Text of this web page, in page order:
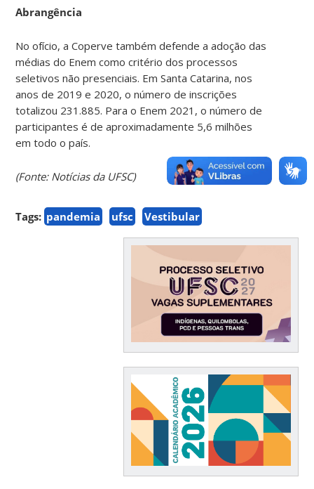
Abrangência
No ofício, a Coperve também defende a adoção das
médias do Enem como critério dos processos
seletivos não presenciais. Em Santa Catarina, nos
anos de 2019 e 2020, o número de inscrições
totalizou 231.885. Para o Enem 2021, o número de
participantes é de aproximadamente 5,6 milhões
em todo o país.
(Fonte: Notícias da UFSC)
Tags: pandemia ufsc Vestibular